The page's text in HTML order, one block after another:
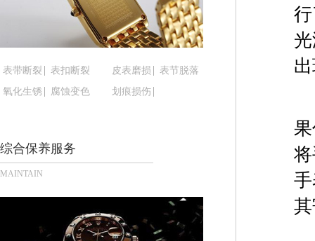
黑龙江省齐齐哈尔市龙沙区龙华路腕表时光售后服
黑龙江省双鸭山市尖山区新兴大街腕表时光售后服
黑龙江省绥化市北林区新华街与康庄路交叉口腕表
黑龙江省伊春市伊美区通河路腕表时光售后服务中
吉林省白城市洮北区明仁南街腕表时光售后服务中
吉林省吉林市船营区河南街腕表时光售后服务中心
吉林省辽源市龙山区人民大街腕表时光售后服务中
吉林省梅河口市新华街道梅河大街腕表时光售后服
吉林省四平市铁东区紫气大路与南九经街交汇处
吉林省松原市宁江区五环大街腕表时光售后服务中
吉林省通化市东昌区环通乡江南大街腕表时光售后
表带断裂 表扣断裂 皮表磨损
表节脱落
氧化生锈
腐蚀变色 划痕损伤
综合保养服务
MAINTAIN